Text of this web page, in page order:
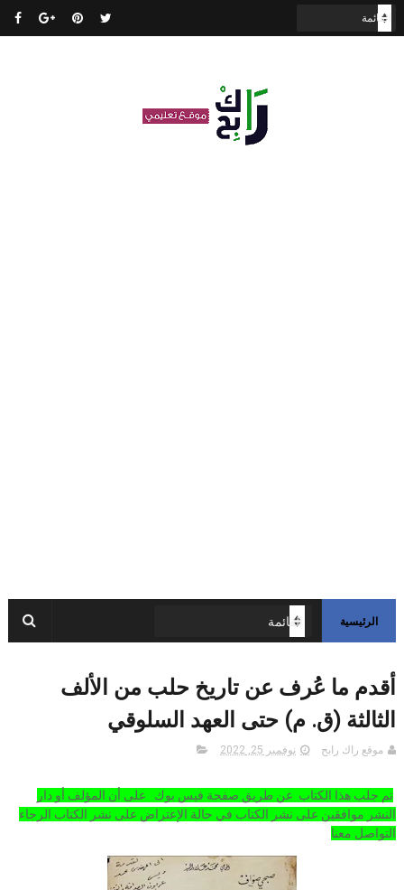
الرئيسية
أقدم ما عُرف عن تاريخ حلب من الألف
الثالثة (ق. م) حتى العهد السلوقي
موقع راك رابح نوفمبر 25, 2022
تم جلب هذا الكتاب عن طريق صفحة فيس بوك على أن المؤلف أو دار
النشر موافقين على نشر الكتاب في حالة الإعتراض على نشر الكتاب الرجاء
التواصل معنا